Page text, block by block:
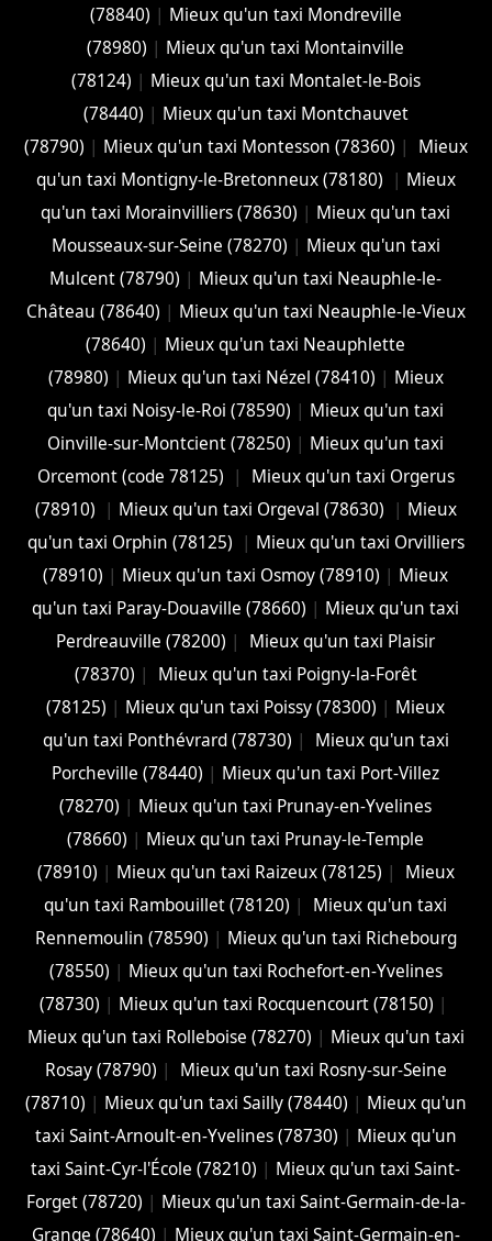
(78840) | Mieux qu'un taxi Mondreville
(78980) | Mieux qu'un taxi Montainville
(78124) | Mieux qu'un taxi Montalet-le-Bois
(78440) | Mieux qu'un taxi Montchauvet
(78790) | Mieux qu'un taxi Montesson (78360) |
Mieux
qu'un taxi Montigny-le-Bretonneux (78180)
| Mieux
qu'un taxi Morainvilliers (78630) | Mieux qu'un taxi
Mousseaux-sur-Seine (78270) | Mieux qu'un taxi
Mulcent (78790) | Mieux qu'un taxi Neauphle-le-
Château (78640) | Mieux qu'un taxi Neauphle-le-Vieux
(78640) | Mieux qu'un taxi Neauphlette
(78980) | Mieux qu'un taxi Nézel (78410) | Mieux
qu'un taxi Noisy-le-Roi (78590) | Mieux qu'un taxi
Oinville-sur-Montcient (78250) | Mieux qu'un taxi
Orcemont (code 78125)
|
Mieux qu'un taxi Orgerus
(78910)
| Mieux qu'un taxi Orgeval (78630) | Mieux
qu'un taxi Orphin (78125)
| Mieux qu'un taxi Orvilliers
(78910) | Mieux qu'un taxi Osmoy (78910) | Mieux
qu'un taxi Paray-Douaville (78660) | Mieux qu'un taxi
Perdreauville (78200) |
Mieux qu'un taxi Plaisir
(78370) |
Mieux qu'un taxi Poigny-la-Forêt
(78125) | Mieux qu'un taxi Poissy (78300) | Mieux
qu'un taxi Ponthévrard (78730) |
Mieux qu'un taxi
Porcheville (78440) | Mieux qu'un taxi Port-Villez
(78270) | Mieux qu'un taxi Prunay-en-Yvelines
(78660) | Mieux qu'un taxi Prunay-le-Temple
(78910) | Mieux qu'un taxi Raizeux (78125) |
Mieux
qu'un taxi Rambouillet (78120) |
Mieux qu'un taxi
Rennemoulin (78590) | Mieux qu'un taxi Richebourg
(78550) | Mieux qu'un taxi Rochefort-en-Yvelines
(78730) | Mieux qu'un taxi Rocquencourt (78150) |
Mieux qu'un taxi Rolleboise (78270) | Mieux qu'un taxi
Rosay (78790) |
Mieux qu'un taxi Rosny-sur-Seine
(78710) | Mieux qu'un taxi Sailly (78440) | Mieux qu'un
taxi Saint-Arnoult-en-Yvelines (78730) | Mieux qu'un
taxi Saint-Cyr-l'École (78210) | Mieux qu'un taxi Saint-
Forget (78720) | Mieux qu'un taxi Saint-Germain-de-la-
Grange (78640) | Mieux qu'un taxi Saint-Germain-en-